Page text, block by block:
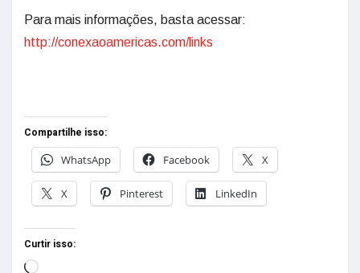
Para mais informações, basta acessar:
http://conexaoamericas.com/links
Compartilhe isso:
WhatsApp
Facebook X
X Pinterest LinkedIn
Curtir isso: